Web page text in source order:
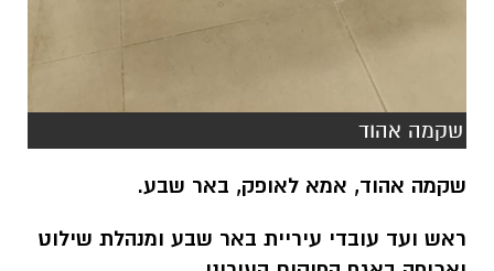
שקמה אהוד
שקמה אהוד, אמא לאופק, באר שבע.
ראש ועד עובדי עיריית באר שבע ומנהלת שילוט